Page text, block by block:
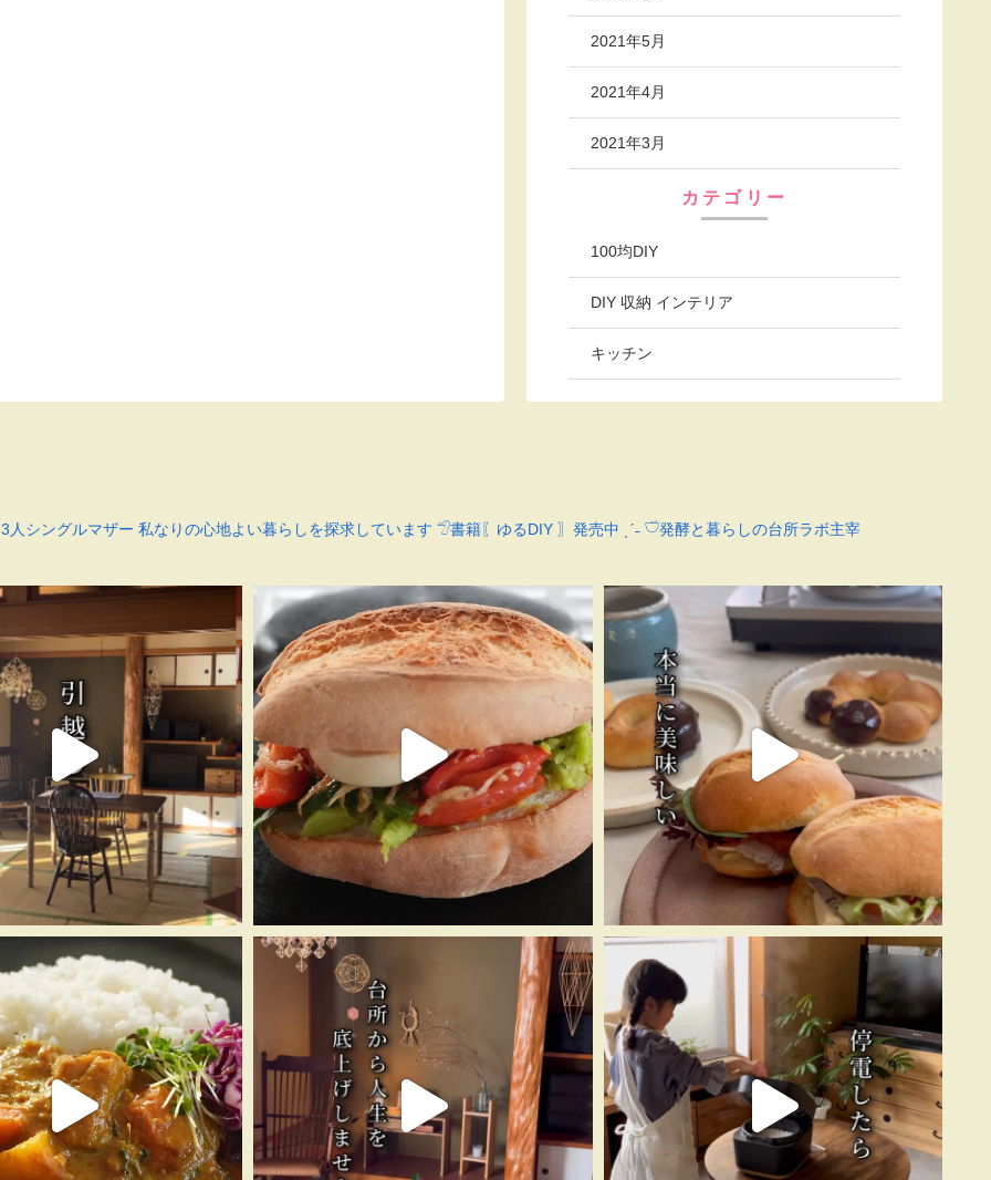
2021年5月
2021年4月
2021年3月
カテゴリー
100均DIY
DIY 収納 インテリア
キッチン
シングルマザー 私なりの心地よい暮らしを探求しています 𓅿書籍〖ゆるDIY 〗発売中 ˎˊ˗ 𓎩発酵と暮らしの台所ラボ主宰